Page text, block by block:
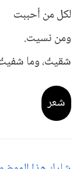
لكل من أحببت
ومن نسيت.
شقيتُ، وما
شعر